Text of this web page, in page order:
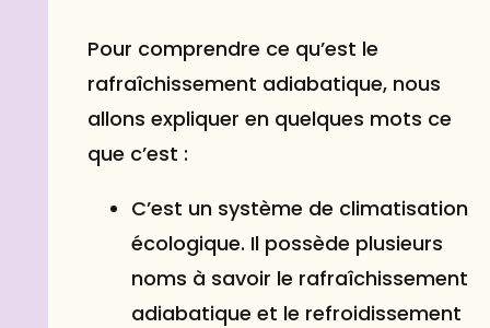
Pour comprendre ce qu’est le
rafraîchissement adiabatique, nous
allons expliquer en quelques mots ce
que c’est :
C’est un système de climatisation
écologique. Il possède plusieurs
noms à savoir le rafraîchissement
adiabatique et le refroidissement